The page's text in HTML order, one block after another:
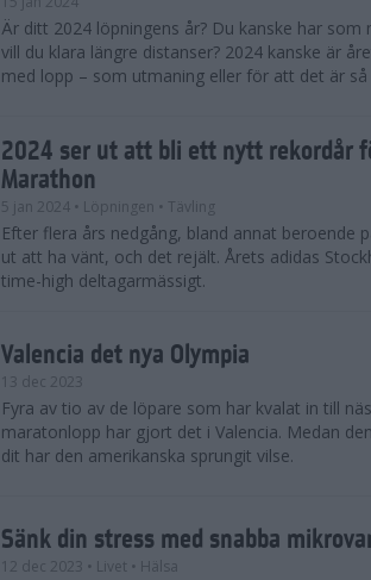
Är ditt 2024 löpningens år? Du kanske har
vill du klara längre distanser? 2024 kanske är
med lopp – som utmaning eller för att det är så
2024 ser ut att bli ett nytt rekordår
Marathon
5 jan 2024 • Löpningen • Tävling
Efter flera års nedgång, bland annat beroende
ut att ha vänt, och det rejält. Årets adidas
time-high deltagarmässigt.
Valencia det nya Olympia
13 dec 2023
Fyra av tio av de löpare som har kvalat in till
maratonlopp har gjort det i Valencia. Medan
dit har den amerikanska sprungit vilse.
Sänk din stress med snabba
12 dec 2023 • Livet • Hälsa